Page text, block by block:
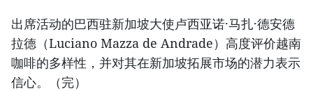
出席活动的巴西驻新加坡大使卢西亚诺·马扎·德安德
拉德（Luciano Mazza de Andrade）高度评价越南
咖啡的多样性，并对其在新加坡拓展市场的潜力表示
信心。（完）